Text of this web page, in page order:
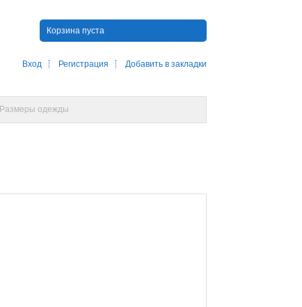
Корзина пуста
Вход Регистрация Добавить в закладки
Размеры одежды